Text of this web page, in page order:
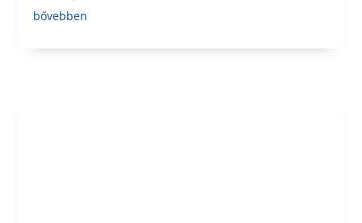
bővebben